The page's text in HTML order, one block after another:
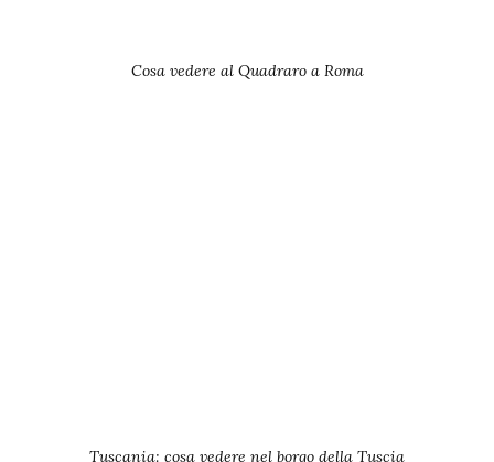
Cosa vedere al Quadraro a Roma
Tuscania: cosa vedere nel borgo della Tuscia